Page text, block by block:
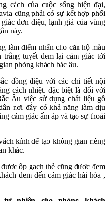
cách của cuộc sống hiện đại,
cũng phải có sự kết hợp phối
đơn điệu, lạnh giá của vùng
này.
làm điểm nhấn cho căn hộ màu
tuyết đem lại cảm giác tới
phòng khách bắc âu.
đồng điệu với các chi tiết nội
cách nhiệt, đặc biệt là đối với
Âu việc sử dụng chất liệu gỗ
nơi đây có khả năng làm dịu
cảm giác ấm áp và tạo sự thoải
kính để tạo không gian riêng
khác.
ốp gạch thẻ cũng được đem
đem đến cảm giác hài hòa ,